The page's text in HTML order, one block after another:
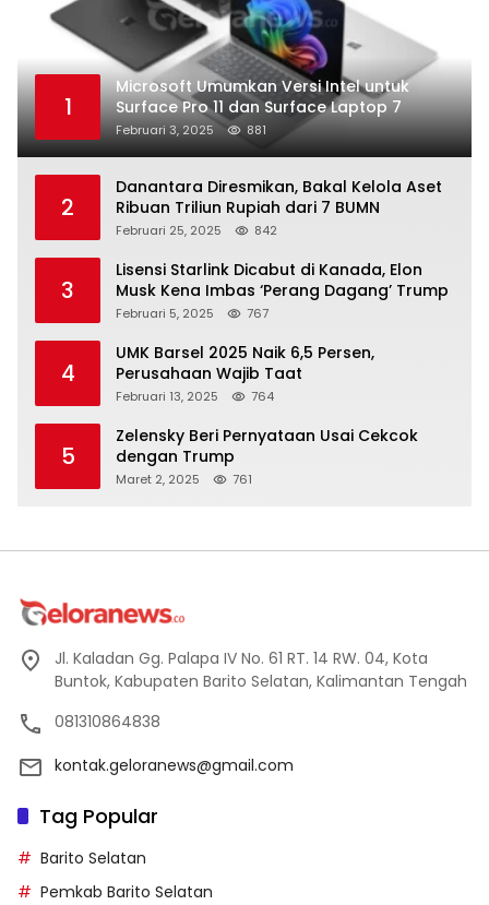
1
Microsoft Umumkan Versi Intel untuk
Surface Pro 11 dan Surface Laptop 7
Februari 3, 2025 881
2
Danantara Diresmikan, Bakal Kelola Aset
Ribuan Triliun Rupiah dari 7 BUMN
Februari 25, 2025 842
3
Lisensi Starlink Dicabut di Kanada, Elon
Musk Kena Imbas ‘Perang Dagang’ Trump
Februari 5, 2025 767
4
UMK Barsel 2025 Naik 6,5 Persen,
Perusahaan Wajib Taat
Februari 13, 2025 764
5
Zelensky Beri Pernyataan Usai Cekcok
dengan Trump
Maret 2, 2025 761
Jl. Kaladan Gg. Palapa IV No. 61 RT. 14 RW. 04, Kota
Buntok, Kabupaten Barito Selatan, Kalimantan Tengah
081310864838
kontak.geloranews@gmail.com
Tag Popular
Barito Selatan
Pemkab Barito Selatan